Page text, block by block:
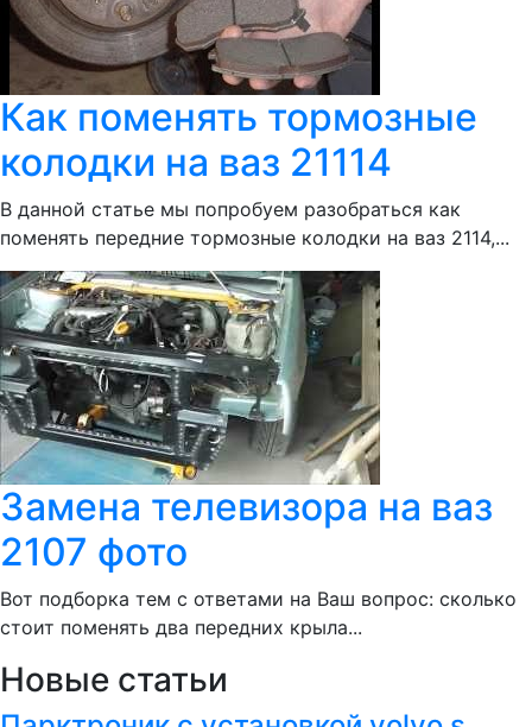
Как поменять тормозные
колодки на ваз 21114
В данной статье мы попробуем разобраться как
поменять передние тормозные колодки на ваз 2114,...
Замена телевизора на ваз
2107 фото
Вот подборка тем с ответами на Ваш вопрос: сколько
стоит поменять два передних крыла...
Новые статьи